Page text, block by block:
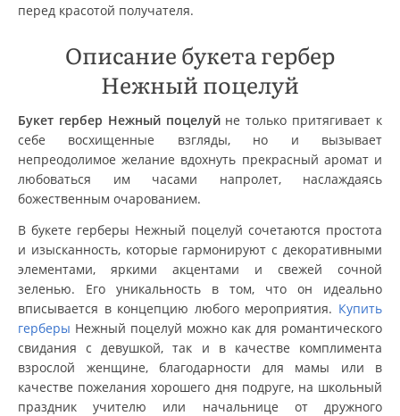
перед красотой получателя.
Описание букета гербер
Нежный поцелуй
Букет гербер Нежный поцелуйне только притягивает к
себе восхищенные взгляды, но и вызывает
непреодолимое желание вдохнуть прекрасный аромат и
любоваться им часами напролет, наслаждаясь
божественным очарованием.
В букете герберы Нежный поцелуй сочетаются простота
и изысканность, которые гармонируют с декоративными
элементами, яркими акцентами и свежей сочной
зеленью. Его уникальность в том, что он идеально
вписывается в концепцию любого мероприятия. Купить
герберы Нежный поцелуй можно как для романтического
свидания с девушкой, так и в качестве комплимента
взрослой женщине, благодарности для мамы или в
качестве пожелания хорошего дня подруге, на школьный
праздник учителю или начальнице от дружного